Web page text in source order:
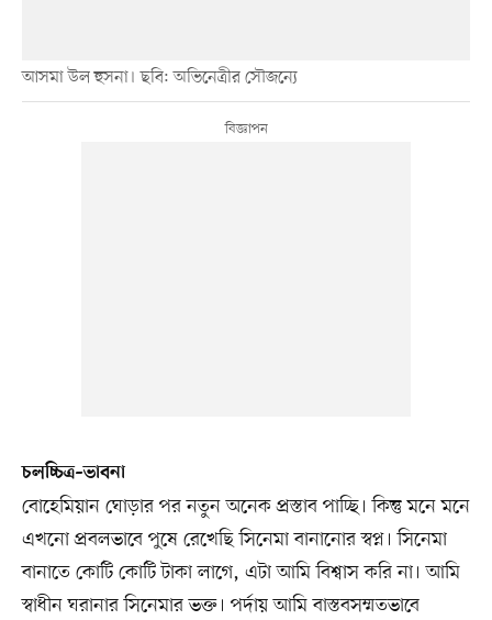
আসমা উল হুসনা। ছবি: অভিনেত্রীর সৌজন্যে
চলচ্চিত্র–ভাবনা
বোহেমিয়ান ঘোড়ার পর নতুন অনেক প্রস্তাব পাচ্ছি। কিন্তু মনে মনে
এখনো প্রবলভাবে পুষে রেখেছি সিনেমা বানানোর স্বপ্ন। সিনেমা
বানাতে কোটি কোটি টাকা লাগে, এটা আমি বিশ্বাস করি না। আমি
স্বাধীন ঘরানার সিনেমার ভক্ত। পর্দায় আমি বাস্তবসম্মতভাবে